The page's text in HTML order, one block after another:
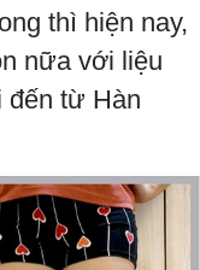
thì hiện nay,
nữa với liệu
đến từ Hàn